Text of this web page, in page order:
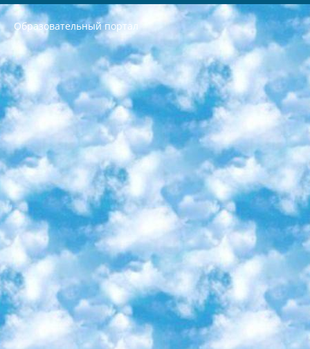
Образовательный портал
РЕСПУБЛИКА УЗБЕКИСТАН МИНИСТРЕРСТВО ДОШКОЛЬНОГО И ШКОЛЬНОГО ОБРАЗОВАНИЯ КОМАНДА в общеобразовательных учреждениях в 2023-2024 учебном году организация и проведение итоговой государственной аттестации обучающихся о Министра дошкольного и школьного образования Республики Узбекистан от 4 марта 2008 года (постановлением Минюста от 20 марта 2008 года № 1778 государственной регистрации) «Итоговое состояние учащихся общего среднего образования на основании положения об утверждении положения об аттестации общего среднего образования выпускной экзамен студентов в образовательных учреждениях в 2023-2024 учебном году В целях организации и прохождения аттестации приказываю: 1. Следующее: перечень предметов, по которым будет проводиться итоговая государственная аттестация и экзамен формы перевода согласно приложению 1; сертификаты международного образца, оценивающие уровень владения иностранными языками перечень согласно приложению 2; 2. Педагогический при специализированных образовательных учреждениях. научно-практический центр квалификации и международной оценки (Д.Давидова) 2024 г. До 25 марта: задания по предметам, по которым будет проводиться итоговая аттестация разработка и утверждение технических условий; итоговая аттестация на основании разработанного предметного задания разработка вопросов по предметам (устно и письменно), экзамен передача; общеобразовательные средние школы и специальные учебные заведения учащиеся выпускных классов школ и интернатов в агентской системе подготовка базы данных экзаменационных материалов и критериев оценки; перевод базы экзаменационных материалов на все языки обучения подать в Республиканский образовательный центр для изготовления; варианты экзаменов на основе разработанных контрольных материалов пусть будут поставлены задачи формирования. 3. Республиканский образовательный центр (Ш.Худайкулов) до 5 апреля 2024 года. до: база данных предоставленных экзаменационных материалов на все языки обучения перевод и экспертиза; для слепых, слабовидящих, глухих, слабослышащих и умственно отсталых детей учащиеся выпускных классов специализированных школ и школ-интернатов база данных экзаменационных материалов на всех преподаваемых языках подготовка критериев оценки; специализированные школы для умственно отсталых детей и технологии для учащихся выпускных классов школ-интернатов разработка соответствующих рекомендаций и критериев проведения ЕГЭ по естествознанию давать задания. 4. Педагогический при специализированных образовательных учреждениях. Научно-практический центр навыков и международной оценки (Д.Давидова), Республика образовательный центр (Худайкулов Ш.) итоговый государственный аттестационный экзамен ориентирован на творческое и логическое мышление при подготовке базы материалов учитывать введение заданий. 5. Следует отметить, что: сертификат государственного образца о знании общеобразовательного предмета и как минимум национальный уровень B1 по предметам на иностранных языках, указанным в Приложении 2. или международно признанный сертификат эквивалентного уровня студенты, изучающие определенный предмет, освобождаются от экзамена; по соответствующим предметам запланирована итоговая государственная аттестация за день до дня, путем жеребьевки Рабочей группой (в письменной форме по предметам, проводимым в форме) из числа сформированных вариантов выбрано 2 варианта; 2 выбранных варианта экзамена анонсированы на официальном сайте министерства и все выпускники по всей стране на основе этих вариантов проводит итоговую государственную аттестацию. 6. Государственное образование учащихся средних общеобразовательных учреждений. знания в соответствии с квалификационными требованиями, которые необходимо приобрести на основании стандартов итоговый (выпускной) контроль для 9 и 11 классов в целях тестирования Экзамены (далее – экзамены) состоят из предметов, перечисленных в приложении 1. будет сделано. 7. Экзамены пройдут с 26 мая по 15 июня 2024 г. (кроме науки физического воспитания). 8. Физическая для учащихся 9 классов общесредних образовательных учреждений. Экзамены по предмету «Образование, квалификация медицина» 1-6 мая 2024 года. сотрудники перевести под присмотр (с отклонениями в физическом или умственном развитии) специализированная школа для детей, школы-интернаты и со сколиозом школы-интернаты санаторного типа для больных детей исключены). 9. Он был слепым, слабовидящим и имел нарушения опорно-двигательного аппарата. экзамены в специализированных школах и интернатах для детей должны проводиться исходя из требований, предъявляемых к общеобразовательным учреждениям (физкультура кроме науки). 10. Специализированная школа для глухих и слабослышащих детей. и экзамены в интернатах и быть реализован в виде письменного теста по математике. 11. Специальность для умственно отсталых детей. Для 9 класса Родной язык и литературное письмо Государственный язык (язык обучения – узбекский). для неклассов) написано Математическое письмо Письменная/устная история Узбекистана Физическое воспитание практично Итоговый контроль Для 11 класса Написание родного языка и литературы (эссе) Математическое письмо Узбекский язык (обучение на узбекском языке) не посещающее общее среднее образование для учреждений)/Образовательное учреждение выбор письменный и устный Иностранный язык письменный/устный Письменная/устная история Узбекистана *По выбору студента:  Химия  Физика  Основы государственного права  География 10 бесплатных образовательных ресурсов - Мы составили подборку онлайн-проектов с интерактивными упражнениями, видеолекциями и статьями. Они помогут вам обрести новые и освежить старые знания бесплатно. 1. «ИНТУИТ» Старейшая образовательная площадка Рунета. Здесь вы найдёте сотни текстовых и видеокурсов на десятки различных тем — от программирования до психологии. Многие курсы подготовлены российскими университетами и крупными международными компаниями вроде Intel и Microsoft. Самостоятельное обучение бесплатное, но желающие могут оплатить услуги персональных наставников. 2. «Смартия» знакомит с актуальными профессиями и подсказывает, как им обучаться. Выбрав заинтересовавшую вас специальность — SMM-специалист, фотограф, веб-дизайнер или другую, — увидите список необходимых для неё умений. Чтобы вы могли освоить их самостоятельно, для каждого умения площадка отображает подборку ссылок на учебные материалы. Хотя «Смартия» ориентируется на русскоязычную аудиторию, часть контента всё же доступна только на английском. 3. «Лекторий Физтеха» Проект Московского физико-технического института (Физтеха). С его помощью вы можете смотреть онлайн серии лекций, записанные на видео в этом вузе. В числе доступных предметов — физика, биология, химия, информационные технологии и другие. К некоторым лекциям администрация ресурса прилагает готовые конспекты, которые можно скачивать в PDF-формате. 4. ITMOcourses Онлайн-площадка Санкт-Петербургского национального исследовательского университета информационных технологий, механики и оптики (ИТМО). Ресурс предоставляет свободный доступ к курсам, разработанным в этом вузе. Каталог материалов разбит на четыре категории: «Оптические системы и технологии», «Приборостроение и робототехника», «Информационные технологии» и «Биотехнологии». Курсы состоят из видеолекций, интерактивных демонстраций и заданий. 5. «КиберЛенинка» Электронная научная библиотека открытого доступа. Каталог площадки регулярно обрастает текстами статей из различных научных изданий. Сгруппированные по журналам и рубрикам публикации можно читать онлайн или скачивать целиком в PDF-формате. Проект нацелен на популяризацию науки за счёт открытого доступа к качественной информации. 6. «ПостНаука» На этом ресурсе публикуют подборки видеолекций, составленные экспертами из разных отраслей и объединённые общими темами. Среди них, к примеру, есть серии «Биоинформатика и геномика», «Культура средневековой Скандинавии» и Cinema Studies о теории кино. Каждая подборка лекций — логически связанная история, рассказанная экспертом от первого лица. Кроме того, на сайте появляются научно-образовательные статьи и тесты на разные темы. 7. «Newочём» Команда проекта «Newочём» отбирает самые интересные тексты из англоязычных СМИ и переводит те из них, за которые голосуют участники сообщества «ВКонтакте». По большей части это научно-популярные статьи. Редакторы придумывают лишь заголовки, в остальном содержание переводов соответствует оригиналам. Полные тексты можно читать прямо в социальной сети. 8. InternetUrok Онлайн-база материалов по основным дисциплинам школьной программы. Информация на сайте структурирована по классам, предметам и темам (урокам). Каждый урок состоит из видеолекций и конспектов. Есть также интерактивные тренажёры и тесты для закрепления пройденного материала. Даже если вы давно окончили школу, возможность повторить программу старших классов всегда может пригодиться. 9. Edutainme Ещё один ресурс об образовании. В отличие от Newtonew, как мне кажется, Edutainme больше ориентируется на представителей индустрии: педагогов, предпринимателей, разработчиков образовательных проектов. Но и любой, кто просто стремится к саморазвитию, найдёт на сайте много полезного и интересного для себя. Например, информацию о новых курсах и образовательных сервисах. 10. Newtonew Онлайн-медиа об образовании и обучении в широком смысле. Авторы Newtonew пишут об инструментах, заведениях, тактиках и стратегиях, которые помогают учить других и получать новые знания самостоятельно. На этой площадке вы найдёте новости, обзоры, аналитические мат